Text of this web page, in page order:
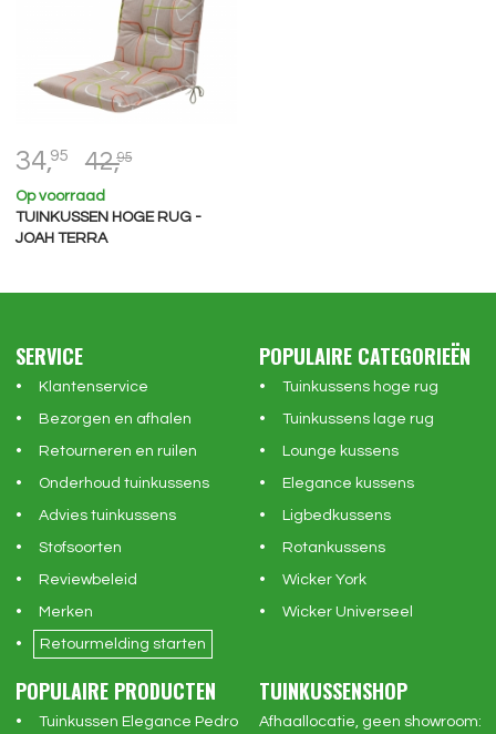
34,95 42,95
Op voorraad
TUINKUSSEN HOGE RUG -
JOAH TERRA
SERVICE
Klantenservice
Bezorgen en afhalen
Retourneren en ruilen
Onderhoud tuinkussens
Advies tuinkussens
Stofsoorten
Reviewbeleid
Merken
Retourmelding starten
POPULAIRE CATEGORIEËN
Tuinkussens hoge rug
Tuinkussens lage rug
Lounge kussens
Elegance kussens
Ligbedkussens
Rotankussens
Wicker York
Wicker Universeel
POPULAIRE PRODUCTEN
Tuinkussen Elegance Pedro
TUINKUSSENSHOP
Afhaallocatie, geen showroom: